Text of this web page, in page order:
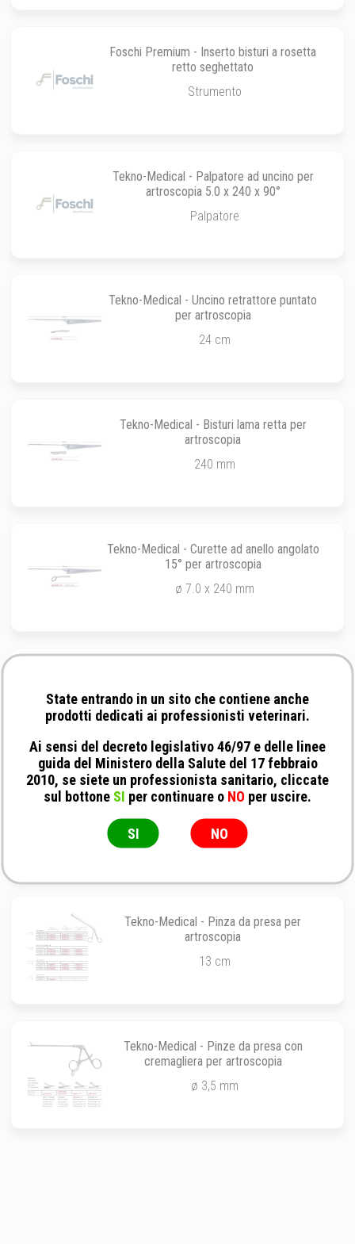
Foschi Premium - Inserto bisturi a rosetta
retto seghettato
Strumento
Tekno-Medical - Palpatore ad uncino per
artroscopia 5.0 x 240 x 90°
Palpatore
Tekno-Medical - Uncino retrattore puntato
per artroscopia
24 cm
Tekno-Medical - Bisturi lama retta per
artroscopia
240 mm
Tekno-Medical - Curette ad anello angolato
15° per artroscopia
ø 7.0 x 240 mm
Viti da 2.4-2.7 mm
veterinary instrumentation - Tutore per
Taglia L
Tekno-Medical - Pinza da presa per
artroscopia
13 cm
Tekno-Medical - Pinze da presa con
cremagliera per artroscopia
ø 3,5 mm
State entrando in un sito che contiene anche
prodotti dedicati ai professionisti veterinari.
Ai sensi del decreto legislativo 46/97 e delle linee
guida del Ministero della Salute del 17 febbraio
2010, se siete un professionista sanitario, cliccate
sul bottone SI per continuare o NO per uscire.
SI NO